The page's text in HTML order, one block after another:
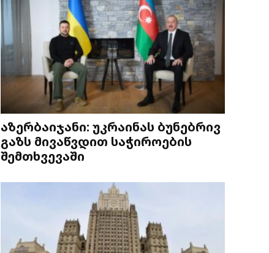
აზერბაიჯანი: უკრაინას ბუნებრივ
გაზს მივაწვდით საჭიროების
შემთხვევაში